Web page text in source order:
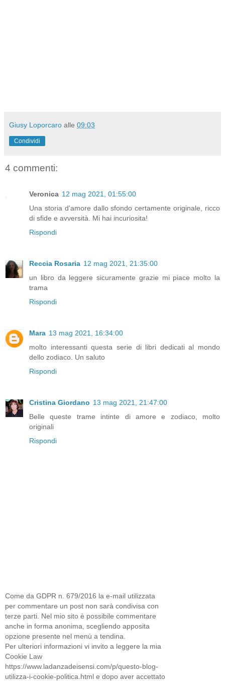
Giusy Loporcaro alle 09:03
Condividi
4 commenti:
Veronica 12 mag 2021, 01:55:00
Una storia d'amore dallo sfondo certamente originale, ricco
di sfide e avversità. Mi hai incuriosita!
Rispondi
Reccia Rosaria 12 mag 2021, 21:35:00
un libro da leggere sicuramente grazie mi piace molto la
trama
Rispondi
Mara 13 mag 2021, 16:34:00
molto interessanti questa serie di libri dedicati al mondo
dello zodiaco. Un saluto
Rispondi
Cristina Giordano 13 mag 2021, 21:47:00
Belle queste trame intinte di amore e zodiaco, molto
originali
Rispondi
Come da GDPR n. 679/2016 la e-mail utilizzata
per commentare un post non sarà condivisa con
terze parti. Nel mio sito è possibile commentare
anche in forma anonima, scegliendo apposita
opzione presente nel menù a tendina.
Per ulteriori informazioni vi invito a leggere la mia
Cookie Law
https://www.ladanzadeisensi.com/p/questo-blog-
utilizza-i-cookie-politica.html e dopo aver accettato